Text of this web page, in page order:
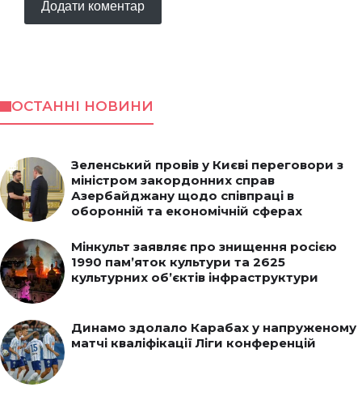
ОСТАННІ НОВИНИ
Зеленський провів у Києві переговори з
міністром закордонних справ
Азербайджану щодо співпраці в
оборонній та економічній сферах
Мінкульт заявляє про знищення росією
1990 пам’яток культури та 2625
культурних об’єктів інфраструктури
Динамо здолало Карабах у напруженому
матчі кваліфікації Ліги конференцій